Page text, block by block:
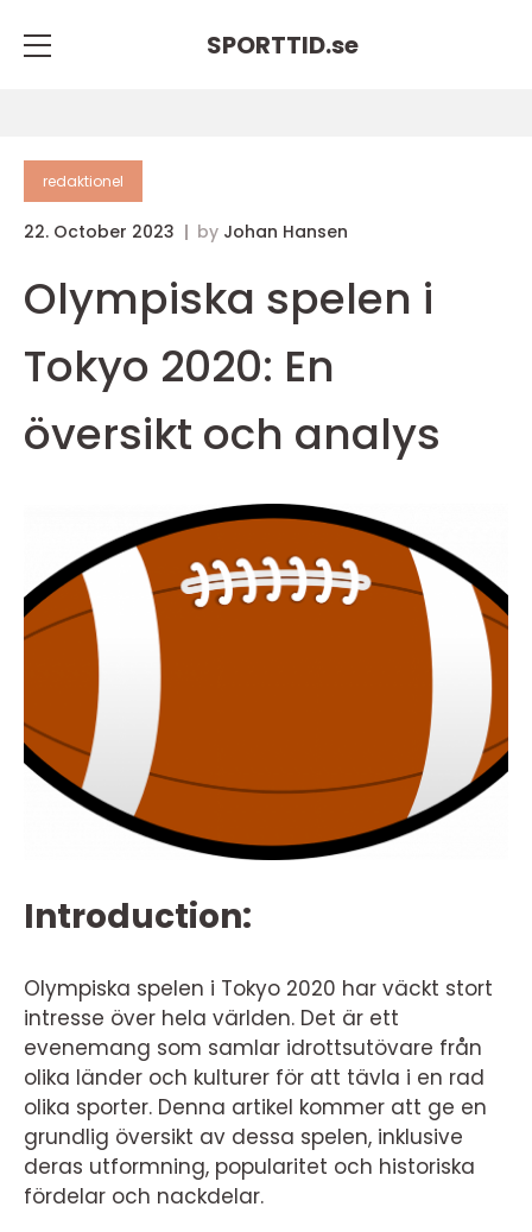
SPORTTID.se
redaktionel
22. October 2023 by Johan Hansen
Olympiska spelen i
Tokyo 2020: En
översikt och analys
Introduction:
Olympiska spelen i Tokyo 2020 har väckt stort
intresse över hela världen. Det är ett
evenemang som samlar idrottsutövare från
olika länder och kulturer för att tävla i en rad
olika sporter. Denna artikel kommer att ge en
grundlig översikt av dessa spelen, inklusive
deras utformning, popularitet och historiska
fördelar och nackdelar.